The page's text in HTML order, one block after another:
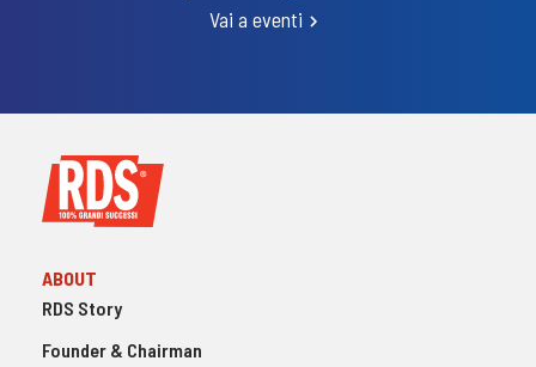
Vai a eventi
ABOUT
RDS Story
Founder & Chairman